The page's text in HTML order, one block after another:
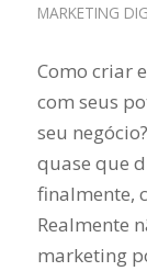
MARKETING
Como criar
com seus
seu
quase que
finalmente,
Realmente
marketing